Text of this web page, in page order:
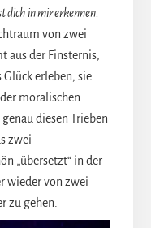
dich in mir erkennen.
von zwei
aus der Finsternis,
erleben, sie
moralischen
diesen Trieben
zwei
„übersetzt“ in der
wieder von zwei
zu gehen.